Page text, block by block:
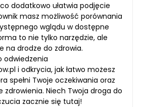
dodatkowo ułatwia podjęcie
masz możliwość porównania
wglądu w dostępne
to nie tylko narzędzie, ale
na drodze do zdrowia.
odwiedzenia
i odkrycia, jak łatwo możesz
spełni Twoje oczekiwania oraz
zdrowienia. Niech Twoja droga do
zacznie się tutaj!